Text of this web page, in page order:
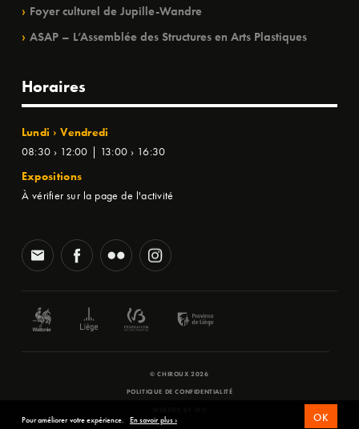
Foyer culturel de Jupille-Wandre
ASAP – L’Assemblée des Structures en Arts Plastiques
Horaires
Lundi › Vendredi
08:30 › 12:00 | 13:00 › 16:30
Expositions
À vérifier sur la page de l'activité
© CHIROUX 2026
POLITIQUE DE CONFIDENTIALITÉ
Pour améliorer votre expérience. En savoir plus › OK